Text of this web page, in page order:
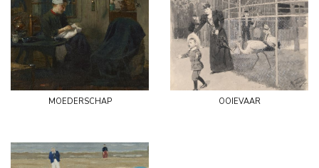
moederschap ooievaar